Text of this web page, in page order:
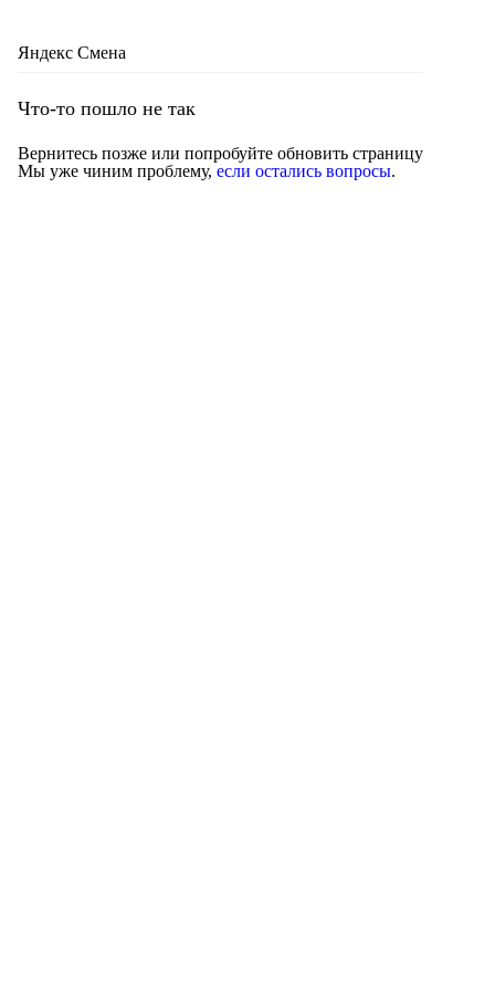
Яндекс Смена
Что-то пошло не так
Вернитесь позже или попробуйте обновить страницу
Мы уже чиним проблему, если остались вопросы.